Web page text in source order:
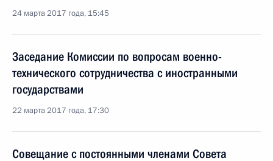
24 марта 2017 года, 15:45
Заседание Комиссии по вопросам военно-
технического сотрудничества с иностранными
государствами
22 марта 2017 года, 17:30
Совещание с постоянными членами Совета